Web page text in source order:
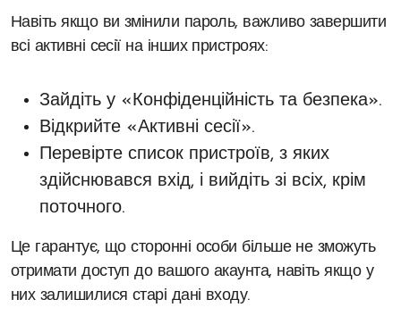
Навіть якщо ви змінили пароль, важливо завершити
всі активні сесії на інших пристроях:
Зайдіть у «Конфіденційність та безпека».
Відкрийте «Активні сесії».
Перевірте список пристроїв, з яких
здійснювався вхід, і вийдіть зі всіх, крім
поточного.
Це гарантує, що сторонні особи більше не зможуть
отримати доступ до вашого акаунта, навіть якщо у
них залишилися старі дані входу.